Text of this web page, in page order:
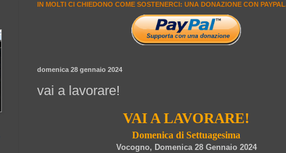
IN MOLTI CI CHIEDONO COME SOSTENERCI: UNA DONAZIONE CON
domenica 28 gennaio 2024
vai a lavorare!
VAI A LAVORARE!
Domenica di Settuagesima
Vocogno, Domenica 28 Gennaio 2024